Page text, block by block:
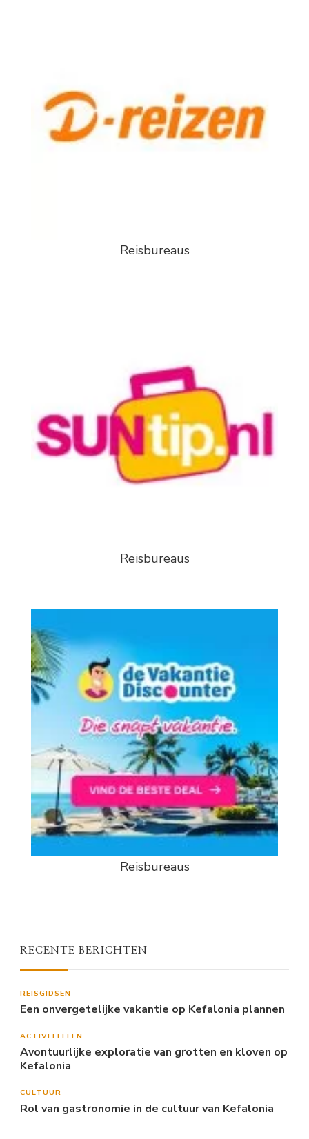
Reisbureaus
Reisbureaus
Reisbureaus
RECENTE BERICHTEN
REISGIDSEN
Een onvergetelijke vakantie op Kefalonia plannen
ACTIVITEITEN
Avontuurlijke exploratie van grotten en kloven op
Kefalonia
CULTUUR
Rol van gastronomie in de cultuur van Kefalonia